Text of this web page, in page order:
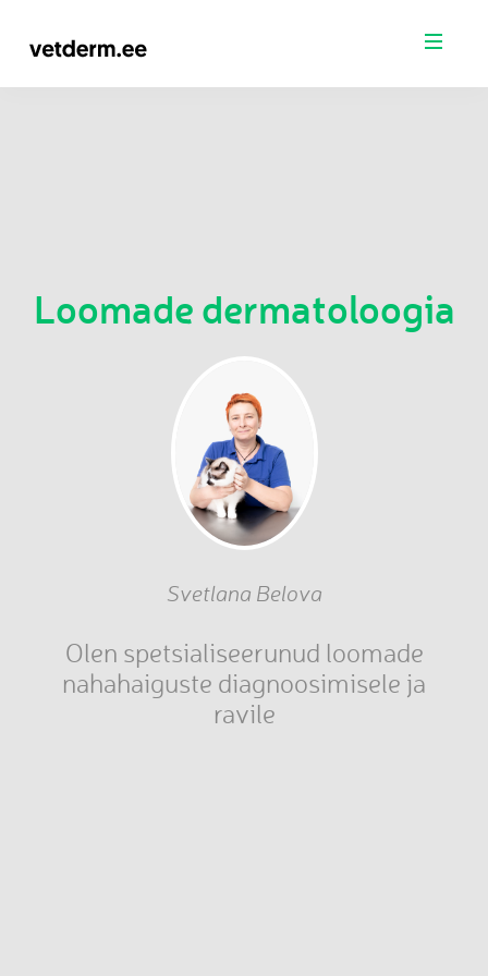
Vetderm
–
Loomade dermatoloogia
Svetlana Belova
Olen spetsialiseerunud loomade
nahahaiguste diagnoosimisele ja
ravile